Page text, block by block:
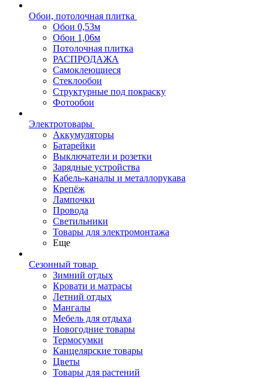
Обои, потолочная плитка
Обои 0,53м
Обои 1,06м
Потолочная плитка
РАСПРОДАЖА
Самоклеющиеся
Стеклообои
Структурные под покраску
Фотообои
Электротовары
Аккумуляторы
Батарейки
Выключатели и розетки
Зарядные устройства
Кабель-каналы и металлорукава
Крепёж
Лампочки
Провода
Светильники
Товары для электромонтажа
Еще
Сезонный товар
Зимний отдых
Кровати и матрасы
Летний отдых
Мангалы
Мебель для отдыха
Новогодние товары
Термосумки
Канцелярские товары
Цветы
Товары для растений